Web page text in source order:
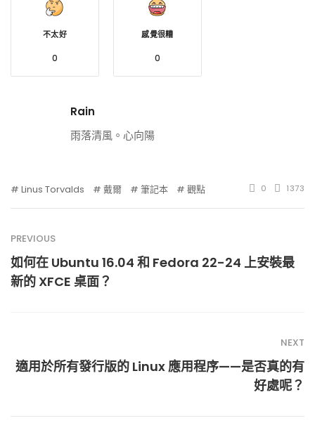
不太好
0
感覺很糟
0
Rain
雨落清風。心向陽
Linus Torvalds 戴爾 筆記本 觀點 0 1373
PREVIOUS
如何在 Ubuntu 16.04 和 Fedora 22-24 上安裝最
新的 XFCE 桌面？
NEXT
適用於所有發行版的 Linux 應用程序——是否真的有
好處呢？